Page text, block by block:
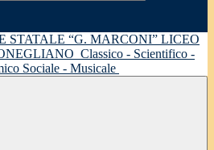
LICEO
Classico - Scientifico -
Sociale - Musicale